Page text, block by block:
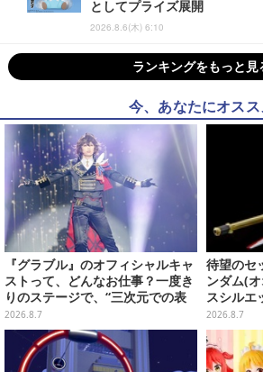
としてプライズ展開
2026.8.6(木) 6:10
ランキングをもっと見
今、あなたにオスス
『グラブル』のオフィシャルキャ
ストって、どんなお仕事？一度き
りのステージで、“三次元での表
現”に全力を懸けるキャスト陣の
舞台裏【インタビュー】
2026.8.7
待望のセ
ンダム(
スシルエ
の股関節
2026.8.7